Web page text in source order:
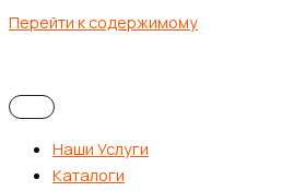
Перейти к содержимому
Наши Услуги
Каталоги